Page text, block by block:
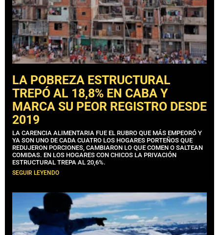
LA POBREZA ESTRUCTURAL
TREPÓ AL 18,8% EN CABA Y
MARCA SU PEOR REGISTRO DESDE
2019
LA CARENCIA ALIMENTARIA FUE EL RUBRO QUE MÁS EMPEORÓ Y
YA SON UNO DE CADA CUATRO LOS HOGARES PORTEÑOS QUE
REDUJERON PORCIONES, CAMBIARON LO QUE COMEN O SALTEAN
COMIDAS. EN LOS HOGARES CON CHICOS LA PRIVACIÓN
ESTRUCTURAL TREPA AL 20,6%.
SEGUIR LEYENDO